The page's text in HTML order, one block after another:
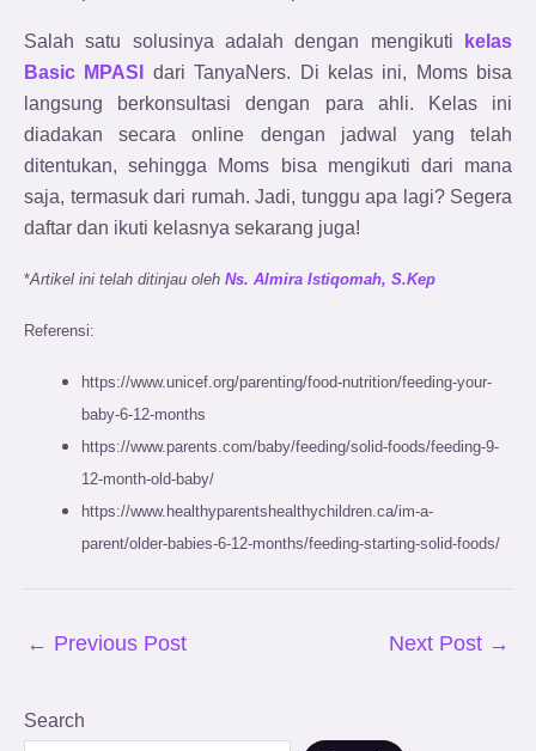
Salah satu solusinya adalah dengan mengikuti
kelas
Basic MPASI
dari TanyaNers. Di kelas ini, Moms bisa
langsung berkonsultasi dengan para ahli. Kelas ini
diadakan secara online dengan jadwal yang telah
ditentukan, sehingga Moms bisa mengikuti dari mana
saja, termasuk dari rumah. Jadi, tunggu apa lagi? Segera
daftar dan ikuti kelasnya sekarang juga!
*Artikel ini telah ditinjau oleh Ns. Almira Istiqomah, S.Kep
Referensi:
https://www.unicef.org/parenting/food-nutrition/feeding-your-
baby-6-12-months
https://www.parents.com/baby/feeding/solid-foods/feeding-9-
12-month-old-baby/
https://www.healthyparentshealthychildren.ca/im-a-
parent/older-babies-6-12-months/feeding-starting-solid-foods/
← Previous Post Next Post →
Search